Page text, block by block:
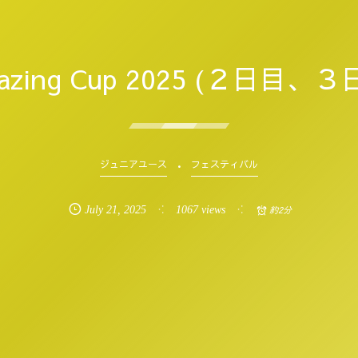
Cup 2025 (２日目、３
ジュニアユース フェスティバル
July 21,2025 1067 views 約2分